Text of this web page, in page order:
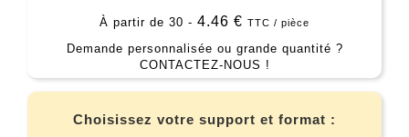
À partir de 30 - 4.46 € TTC / pièce
Demande personnalisée ou grande quantité ?
CONTACTEZ-NOUS !
Choisissez votre support et format :